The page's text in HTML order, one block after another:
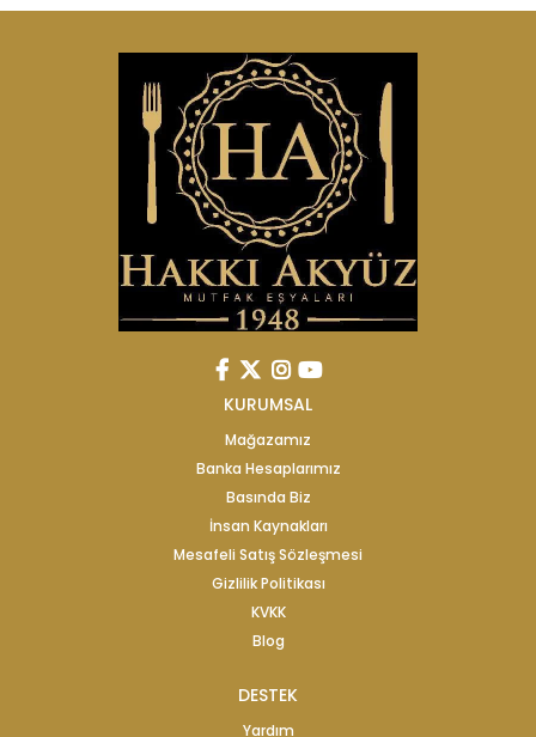
KURUMSAL
Mağazamız
Banka Hesaplarımız
Basında Biz
İnsan Kaynakları
Mesafeli Satış Sözleşmesi
Gizlilik Politikası
KVKK
Blog
DESTEK
Yardım